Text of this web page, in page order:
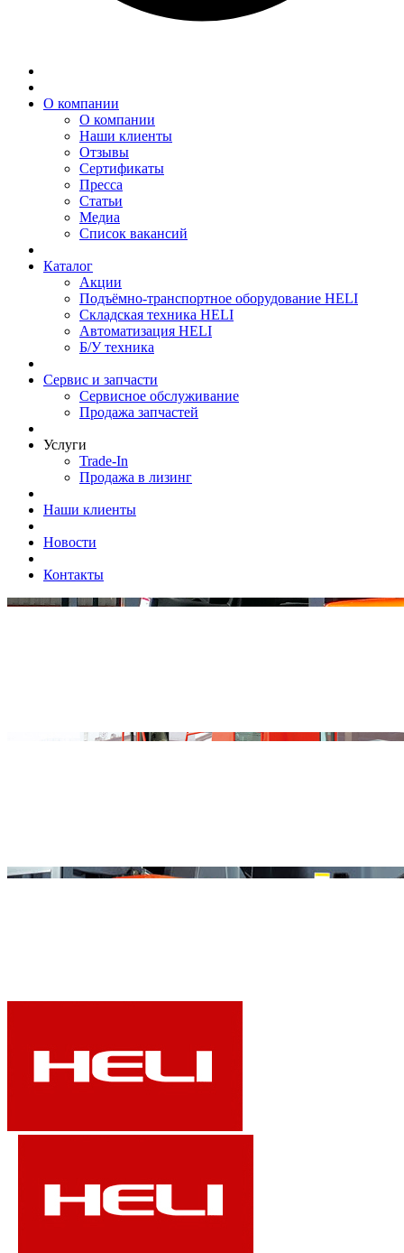
О компании
О компании
Наши клиенты
Отзывы
Сертификаты
Пресса
Статьи
Медиа
Список вакансий
Каталог
Акции
Подъёмно-транспортное оборудование HELI
Складская техника HELI
Автоматизация HELI
Б/У техника
Сервис и запчасти
Сервисное обслуживание
Продажа запчастей
Услуги
Trade-In
Продажа в лизинг
Наши клиенты
Новости
Контакты